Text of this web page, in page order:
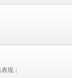
现；